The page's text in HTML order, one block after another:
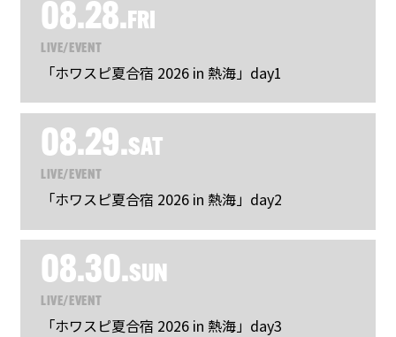
08.28.FRI
LIVE/EVENT
「ホワスピ夏合宿 2026 in 熱海」day1
08.29.SAT
LIVE/EVENT
「ホワスピ夏合宿 2026 in 熱海」day2
08.30.SUN
LIVE/EVENT
「ホワスピ夏合宿 2026 in 熱海」day3